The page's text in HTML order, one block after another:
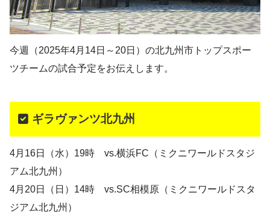
今週（2025年4月14日～20日）の北九州市トップスポー
ツチームの試合予定をお伝えします。
ギラヴァンツ北九州
4月16日（水）19時 vs.横浜FC（ミクニワールドスタジ
アム北九州）
4月20日（日）14時 vs.SC相模原（ミクニワールドスタ
ジアム北九州）